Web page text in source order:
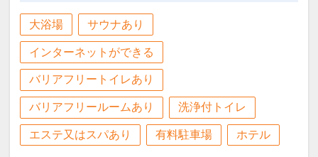
大浴場 サウナあり
インターネットができる
バリアフリートイレあり
バリアフリールームあり 洗浄付トイレ
エステ又はスパあり 有料駐車場 ホテル